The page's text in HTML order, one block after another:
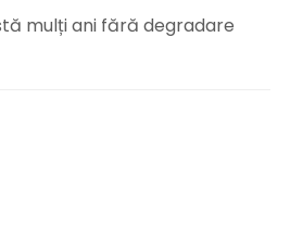
mulți ani fără degradare